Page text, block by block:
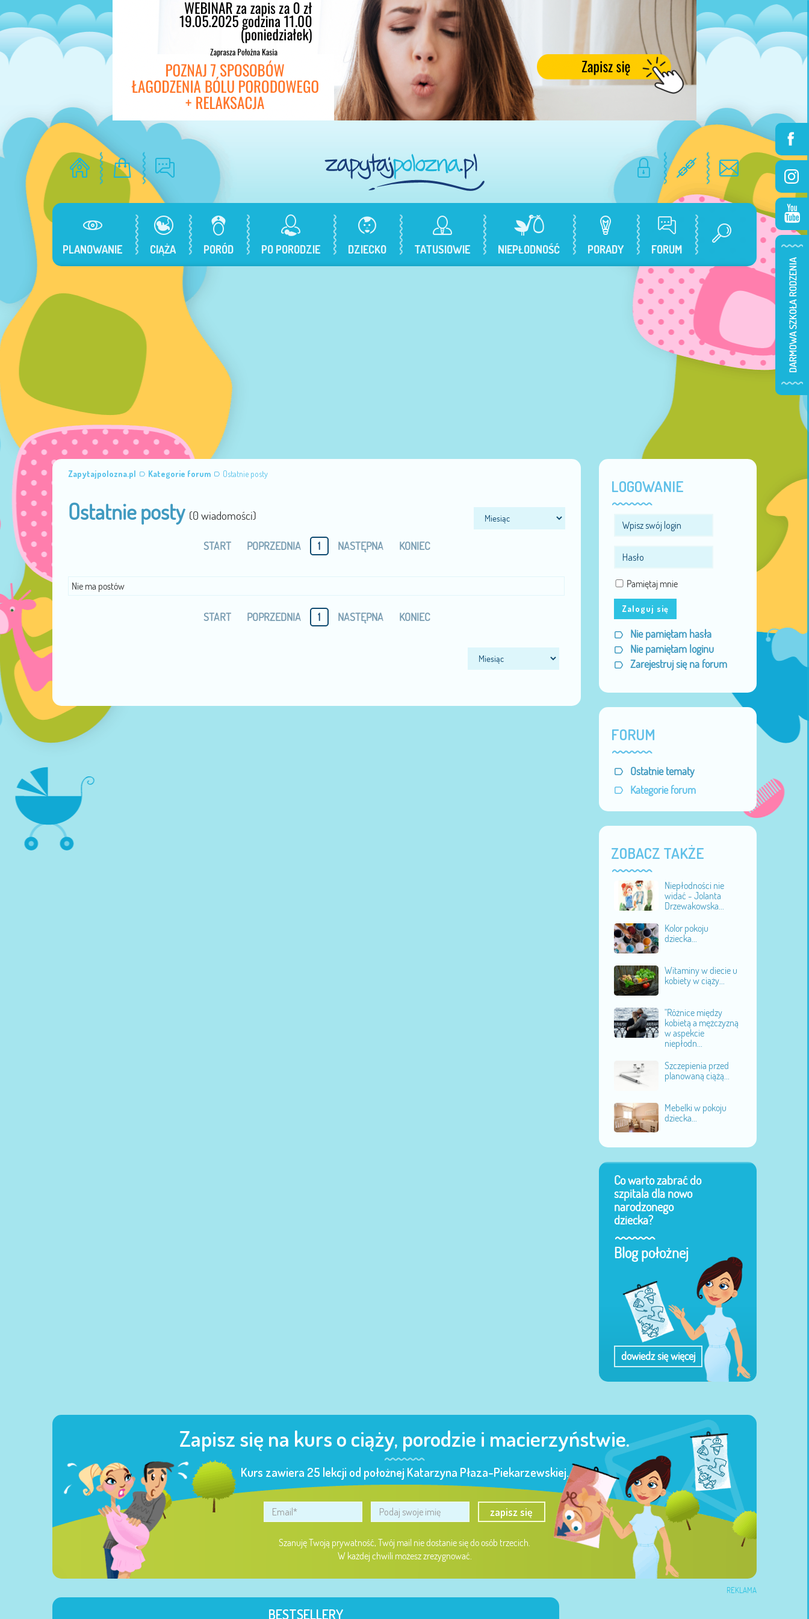
PLANOWANIE CIĄŻA PORÓD PO PORODZIE DZIECKO TATUSIOWIE NIEPŁODNOŚĆ PORADY FORUM
Zapytajpolozna.pl Kategorie forum Ostatnie posty
Ostatnie posty (0 wiadomości)
START POPRZEDNIA 1 NASTĘPNA KONIEC
Nie ma postów
START POPRZEDNIA 1 NASTĘPNA KONIEC
LOGOWANIE
Pamiętaj mnie
Zaloguj się
Nie pamiętam hasła
Nie pamiętam loginu
Zarejestruj się na forum
FORUM
Ostatnie tematy
Kategorie forum
ZOBACZ TAKŻE
Niepłodności nie
widać - Jolanta
Drzewakowska...
Kolor pokoju
dziecka...
Witaminy w diecie u
kobiety w ciąży...
"Różnice między
kobietą a mężczyzną
w aspekcie
niepłodn...
Szczepienia przed
planowaną ciążą...
Mebelki w pokoju
dziecka...
Co warto zabrać do
szpitala dla nowo
narodzonego
dziecka?
Blog położnej
dowiedz się więcej
Zapisz się na kurs o ciąży, porodzie i macierzyństwie.
Kurs zawiera 25 lekcji od położnej Katarzyna Płaza-Piekarzewskiej.
zapisz się
Szanuję Twoją prywatność, Twój mail nie dostanie się do osób trzecich.
W każdej chwili możesz zrezygnować.
REKLAMA
BESTSELLERY